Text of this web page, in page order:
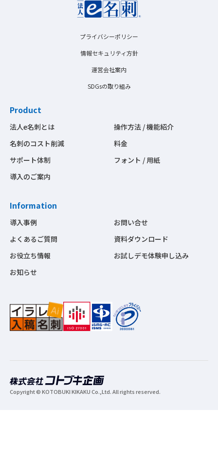
プライバシーポリシー
情報セキュリティ方針
運営会社案内
SDGsの取り組み
Product
法人e名刺とは
名刺のコスト削減
サポート体制
導入のご案内
操作方法 / 機能紹介
料金
フォント / 用紙
Information
導入事例
よくあるご質問
お役立ち情報
お知らせ
お問い合せ
資料ダウンロード
お試しデモ体験申し込み
Copyright © KOTOBUKI KIKAKU Co.,Ltd. All rights reserved.